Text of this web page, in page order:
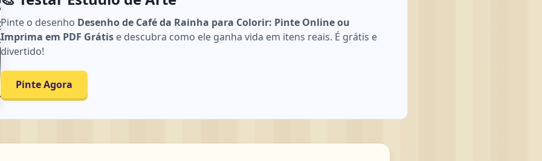
Pinte o desenho Desenho de Café da Rainha para Colorir: Pinte Online ou
Imprima em PDF Grátis e descubra como ele ganha vida em itens reais. É grátis e
divertido!
Pinte Agora